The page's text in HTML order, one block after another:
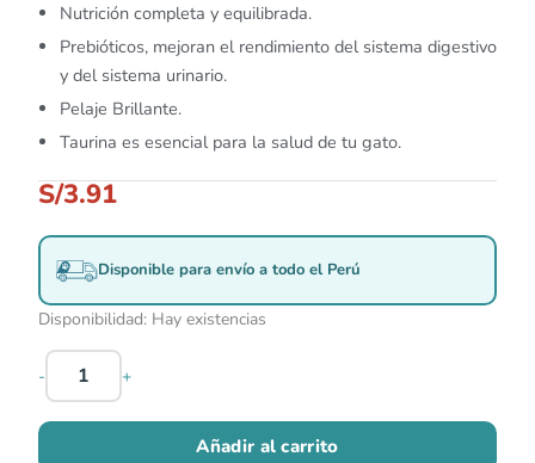
Nutrición completa y equilibrada.
Prebióticos, mejoran el rendimiento del sistema digestivo
y del sistema urinario.
Pelaje Brillante.
Taurina es esencial para la salud de tu gato.
S/3.91
Disponible para envío a todo el Perú
Disponibilidad: Hay existencias
- +
Añadir al carrito